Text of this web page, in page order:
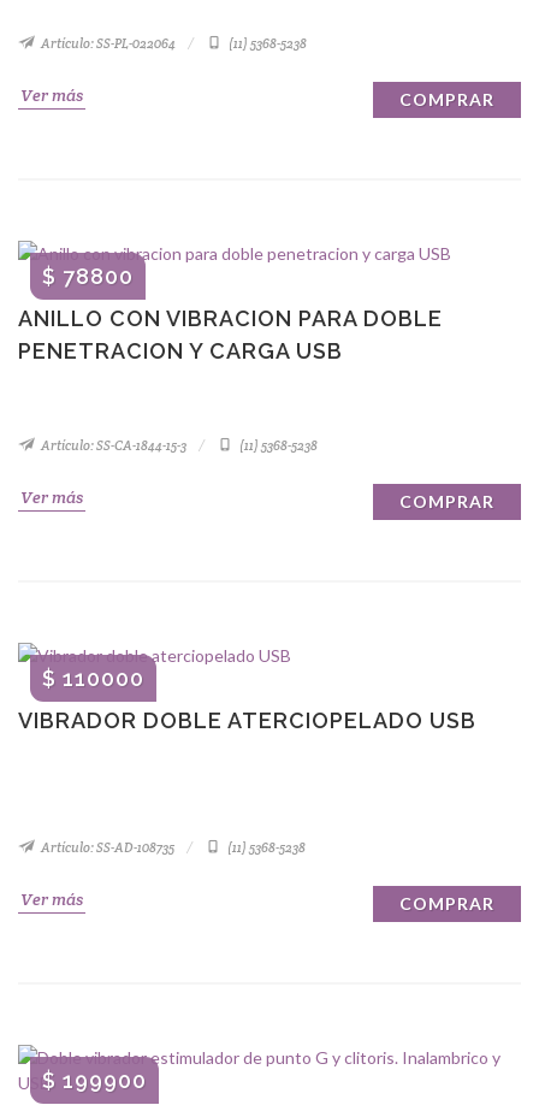
Artículo: SS-PL-022064 (11) 5368-5238
Ver más COMPRAR
ANILLO CON VIBRACION PARA DOBLE
PENETRACION Y CARGA USB
$ 78800
Artículo: SS-CA-1844-15-3 (11) 5368-5238
Ver más COMPRAR
VIBRADOR DOBLE ATERCIOPELADO USB
$ 110000
Artículo: SS-AD-108735 (11) 5368-5238
Ver más COMPRAR
$ 199900